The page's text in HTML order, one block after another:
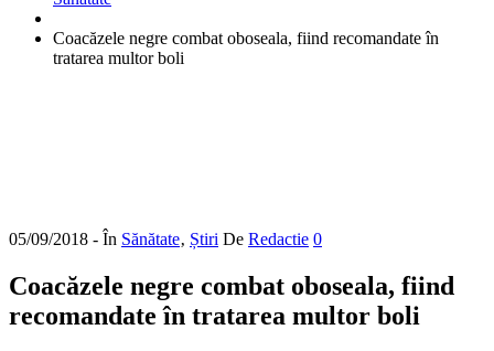
Coacăzele negre combat oboseala, fiind recomandate în
tratarea multor boli
05/09/2018 - În Sănătate‚ Știri De Redactie 0
Coacăzele negre combat oboseala, fiind
recomandate în tratarea multor boli